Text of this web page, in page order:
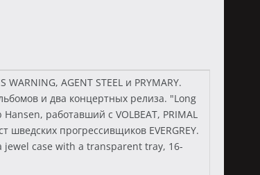
AGENT STEEL и PRYMARY.
и два концертных релиза. "Long
работавший с VOLBEAT, PRIMAL
шведских прогрессивщиков EVERGREY.
jewel case with a transparent tray, 16-